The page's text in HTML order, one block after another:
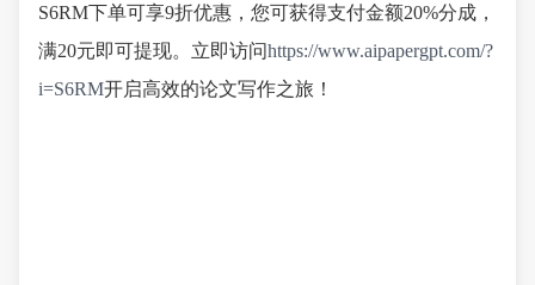
S6RM下单可享9折优惠，您可获得支付金额20%分成，
满20元即可提现。立即访问https://www.aipapergpt.com/?
i=S6RM开启高效的论文写作之旅！